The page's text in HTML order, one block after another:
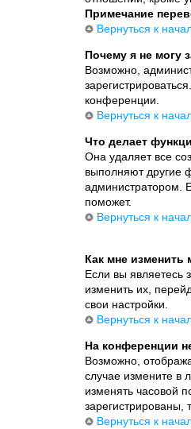
Примечание
Вернуться к
Почему я не могу
Возможно,
конференции.
Вернуться к
Что делает
Она удаляет все
выполняют другие
администратором.
поможет.
Вернуться к
Как мне изменить
Если вы являетесь
изменить их,
свои настройки.
Вернуться к
На конференции
Возможно,
случае измените в
изменять часовой
зарегистрированы,
Вернуться к